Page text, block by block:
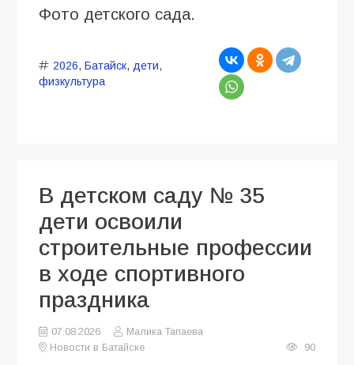
Фото детского сада.
2026, Батайск, дети,
физкультура
В детском саду № 35
дети освоили
строительные профессии
в ходе спортивного
праздника
07.08.2026
Малика Тапаева
Новости в Батайске
90